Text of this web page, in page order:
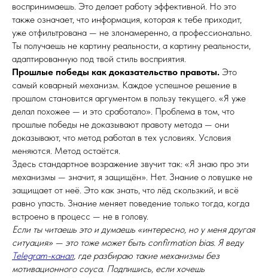
воспринимаешь. Это делает работу эффективной. Но это
также означает, что информация, которая к тебе приходит,
уже отфильтрована — не злонамеренно, а профессионально.
Ты получаешь не картину реальности, а картину реальности,
адаптированную под твой стиль восприятия.
Прошлые победы как доказательство правоты. Это
самый коварный механизм. Каждое успешное решение в
прошлом становится аргументом в пользу текущего. «Я уже
делал похожее — и это сработало». Проблема в том, что
прошлые победы не доказывают правоту метода — они
доказывают, что метод работал в тех условиях. Условия
меняются. Метод остаётся.
Здесь стандартное возражение звучит так: «Я знаю про эти
механизмы — значит, я защищён». Нет. Знание о ловушке не
защищает от неё. Это как знать, что лёд скользкий, и всё
равно упасть. Знание меняет поведение только тогда, когда
встроено в процесс — не в голову.
Если ты читаешь это и думаешь «интересно, но у меня другая
ситуация» — это тоже может быть confirmation bias. Я веду
Telegram-канал, где разбираю такие механизмы без
мотивационного соуса. Подпишись, если хочешь